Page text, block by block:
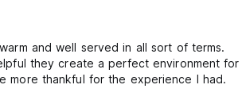
and well served in all sort of terms.
they create a perfect environment for
more thankful for the experience I had.